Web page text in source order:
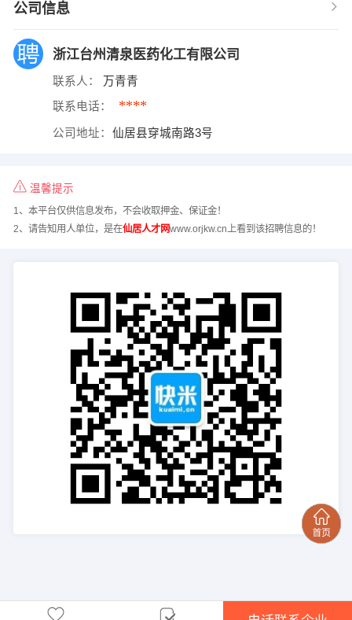
公司信息
浙江台州清泉医药化工有限公司
联系人： 万青青
联系电话： ****
公司地址： 仙居县穿城南路3号
温馨提示
1、本平台仅供信息发布，不会收取押金、保证金！
2、请告知用人单位，是在仙居人才网www.orjkw.cn上看到该招聘信息的！